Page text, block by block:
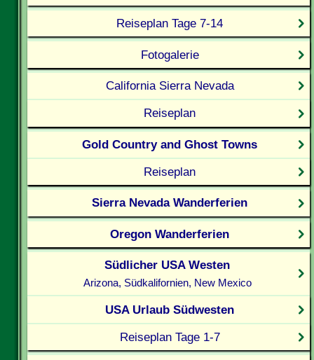
Reiseplan Tage 7-14
Fotogalerie
California Sierra Nevada
Reiseplan
Gold Country and Ghost Towns
Reiseplan
Sierra Nevada Wanderferien
Oregon Wanderferien
Südlicher USA Westen
Arizona, Südkalifornien, New Mexico
USA Urlaub Südwesten
Reiseplan Tage 1-7